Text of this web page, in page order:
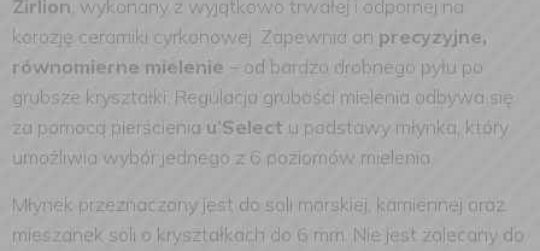
Zirlion, wykonany z wyjątkowo trwałej i odpornej na
korozję ceramiki cyrkonowej. Zapewnia on precyzyjne,
równomierne mielenie – od bardzo drobnego pyłu po
grubsze kryształki. Regulacja grubości mielenia odbywa się
za pomocą pierścienia u’Select u podstawy młynka, który
umożliwia wybór jednego z 6 poziomów mielenia.
Młynek przeznaczony jest do soli morskiej, kamiennej oraz
mieszanek soli o kryształkach do 6 mm. Nie jest zalecany do